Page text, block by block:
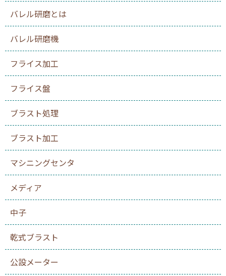
バレル研磨とは
バレル研磨機
フライス加工
フライス盤
ブラスト処理
ブラスト加工
マシニングセンタ
メディア
中子
乾式ブラスト
公設メーター